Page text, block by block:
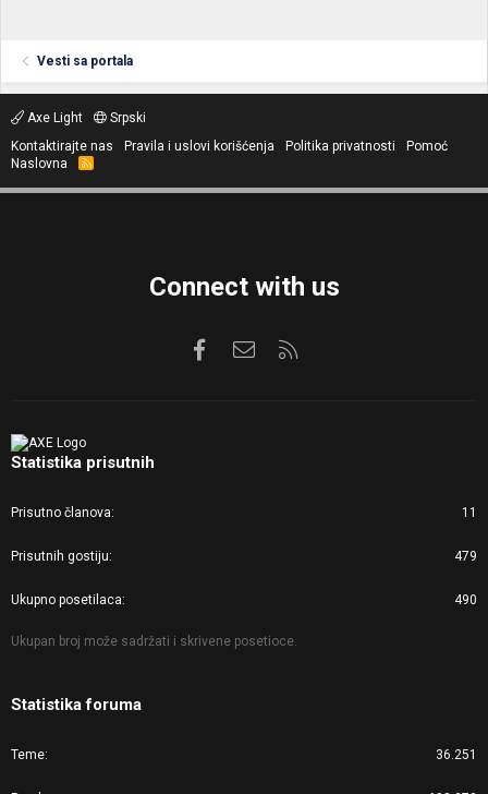
Vesti sa portala
Axe Light
Srpski
Kontaktirajte nas
Pravila i uslovi korišćenja Politika privatnosti
Pomoć
Naslovna
R
S
Connect with us
FacebookKontaktirajte nas
Statistika prisutnih
Prisutno članova 11
Prisutnih gostiju 479
Ukupno posetilaca 490
Ukupan broj može sadržati i skrivene posetioce.
Statistika foruma
Teme 36.251